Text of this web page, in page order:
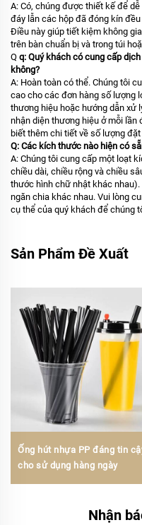
A: Có, chúng được thiết kế để
đáy lẫn các hộp đã đóng kín
Điều này giúp tiết kiệm không
trên bàn chuẩn bị và trong túi
Q q: Quý khách có cung cấp
không?
A: Hoàn toàn có thể. Chúng tôi
cao cho các đơn hàng số lượng
thương hiệu hoặc hướng dẫn xử
nhận diện thương hiệu ở mỗi lần
biết thêm chi tiết về số lượng
Q: Các kích thước nào hiện có
A: Chúng tôi cung cấp một loạt
chiều dài, chiều rộng và chiều
thước hình chữ nhật khác
ngăn chia khác nhau. Vui lòng
cụ thể của quý khách để chúng
Sản Phẩm Đề Xuất
Ống hút nhựa PP đáng tin
cho sử dụng hàng ngày
Nhận